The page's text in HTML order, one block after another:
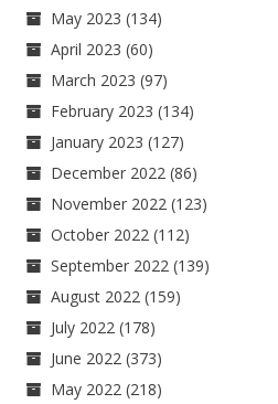
May 2023 (134)
April 2023 (60)
March 2023 (97)
February 2023 (134)
January 2023 (127)
December 2022 (86)
November 2022 (123)
October 2022 (112)
September 2022 (139)
August 2022 (159)
July 2022 (178)
June 2022 (373)
May 2022 (218)